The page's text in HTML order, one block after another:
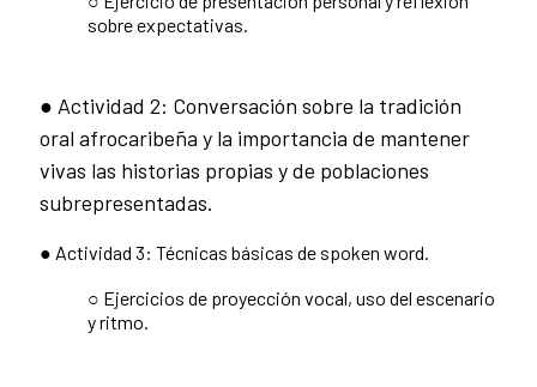
sobre expectativas.
● Actividad 2: Conversación sobre la tradición
oral afrocaribeña y la importancia de mantener
vivas las historias propias y de poblaciones
subrepresentadas.
● Actividad 3: Técnicas básicas de spoken word.
○ Ejercicios de proyección vocal, uso del escenario
y ritmo.